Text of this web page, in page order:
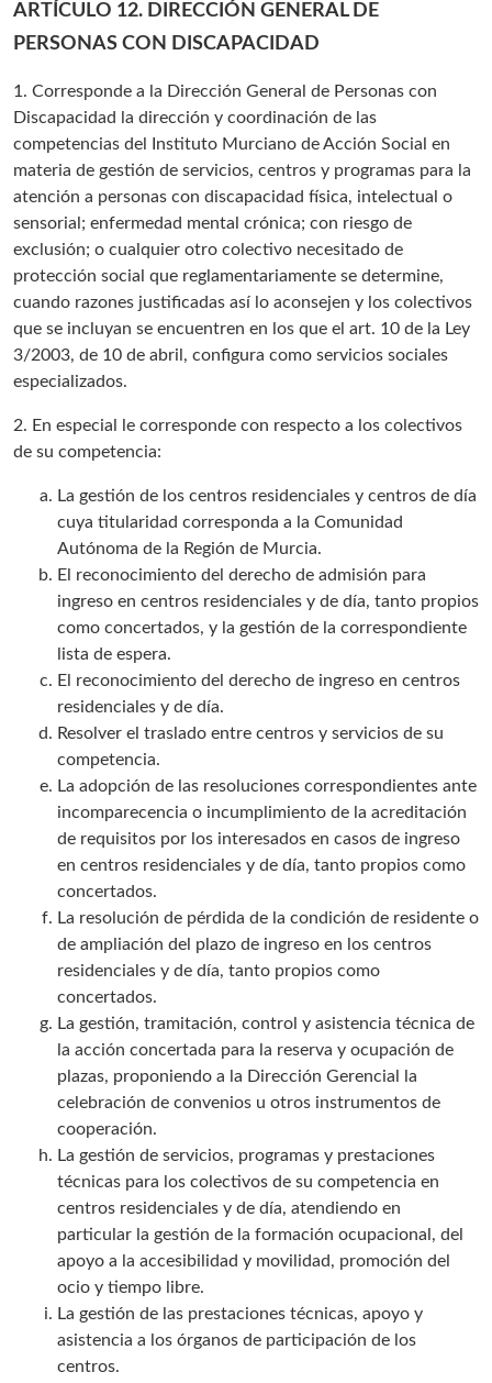
ARTÍCULO 12. DIRECCIÓN GENERAL DE
PERSONAS CON DISCAPACIDAD
1. Corresponde a la Dirección General de Personas con
Discapacidad la dirección y coordinación de las
competencias del Instituto Murciano de Acción Social en
materia de gestión de servicios, centros y programas para la
atención a personas con discapacidad física, intelectual o
sensorial; enfermedad mental crónica; con riesgo de
exclusión; o cualquier otro colectivo necesitado de
protección social que reglamentariamente se determine,
cuando razones justificadas así lo aconsejen y los colectivos
que se incluyan se encuentren en los que el art. 10 de la Ley
3/2003, de 10 de abril, configura como servicios sociales
especializados.
2. En especial le corresponde con respecto a los colectivos
de su competencia:
La gestión de los centros residenciales y centros de día
cuya titularidad corresponda a la Comunidad
Autónoma de la Región de Murcia.
El reconocimiento del derecho de admisión para
ingreso en centros residenciales y de día, tanto propios
como concertados, y la gestión de la correspondiente
lista de espera.
El reconocimiento del derecho de ingreso en centros
residenciales y de día.
Resolver el traslado entre centros y servicios de su
competencia.
La adopción de las resoluciones correspondientes ante
incomparecencia o incumplimiento de la acreditación
de requisitos por los interesados en casos de ingreso
en centros residenciales y de día, tanto propios como
concertados.
La resolución de pérdida de la condición de residente o
de ampliación del plazo de ingreso en los centros
residenciales y de día, tanto propios como
concertados.
La gestión, tramitación, control y asistencia técnica de
la acción concertada para la reserva y ocupación de
plazas, proponiendo a la Dirección Gerencial la
celebración de convenios u otros instrumentos de
cooperación.
La gestión de servicios, programas y prestaciones
técnicas para los colectivos de su competencia en
centros residenciales y de día, atendiendo en
particular la gestión de la formación ocupacional, del
apoyo a la accesibilidad y movilidad, promoción del
ocio y tiempo libre.
La gestión de las prestaciones técnicas, apoyo y
asistencia a los órganos de participación de los
centros.